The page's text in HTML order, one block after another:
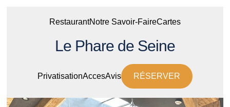
RestaurantNotre Savoir-FaireCartes
Le Phare de Seine
PrivatisationAccesAvis RÉSERVER